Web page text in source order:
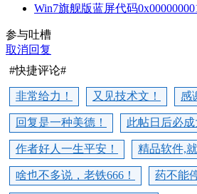
Win7旗舰版蓝屏代码
参与吐槽
取消回复
#快捷评论#
非常给力！ 又见技术文！ 感
回复是一种美德！ 此帖日后必成
作者好人一生平安！ 精品软件,
啥也不多说，老铁666！ 药不能